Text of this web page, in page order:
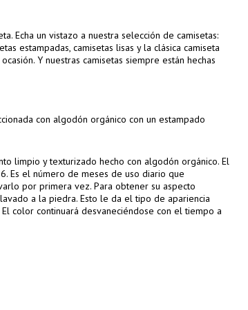
Echa un vistazo a nuestra selección de camisetas:
estampadas, camisetas lisas y la clásica camiseta
Y nuestras camisetas siempre están hechas
con algodón orgánico con un estampado
limpio y texturizado hecho con algodón orgánico. El
Es el número de meses de uso diario que
por primera vez. Para obtener su aspecto
a la piedra. Esto le da el tipo de apariencia
color continuará desvaneciéndose con el tiempo a